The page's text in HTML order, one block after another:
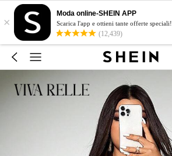
×
Moda online-SHEIN APP
Scarica l'app e ottieni tante offerte speciali!
(12,439)